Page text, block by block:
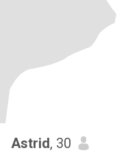
Astrid, 30